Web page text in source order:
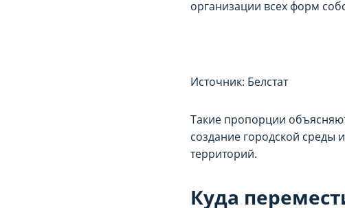
организации всех форм
Источник: Белстат
Такие пропорции
создание городской среды
территорий.
Куда
Вы можете настроить
корректное
Сайт запоминает Ваш
запросит Ваше согласие.
Вы можете настроить
корректное
Сайт запоминает Ваш
запросит Ваше согласие.